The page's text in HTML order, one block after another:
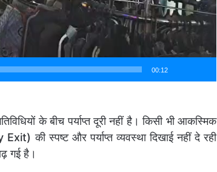
00:12
के बीच पर्याप्त दूरी नहीं है। किसी भी आकस्मिक
की स्पष्ट और पर्याप्त व्यवस्था दिखाई नहीं दे रही
गई है।